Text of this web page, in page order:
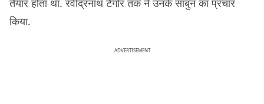
किया.
ADVERTISEMENT